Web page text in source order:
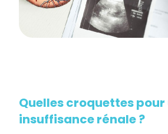
Quelles croquettes pour
insuffisance rénale ?